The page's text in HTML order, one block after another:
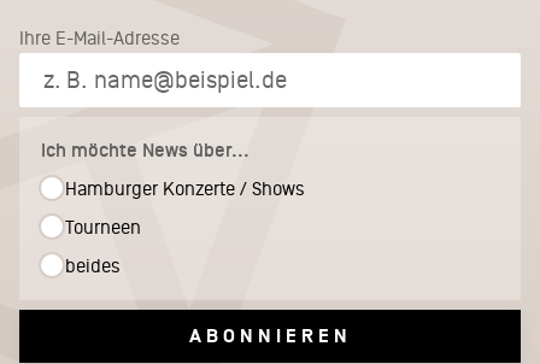
Ihre E-Mail-Adresse
Ich möchte News über...
Hamburger Konzerte / Shows
Tourneen
beides
ABONNIEREN